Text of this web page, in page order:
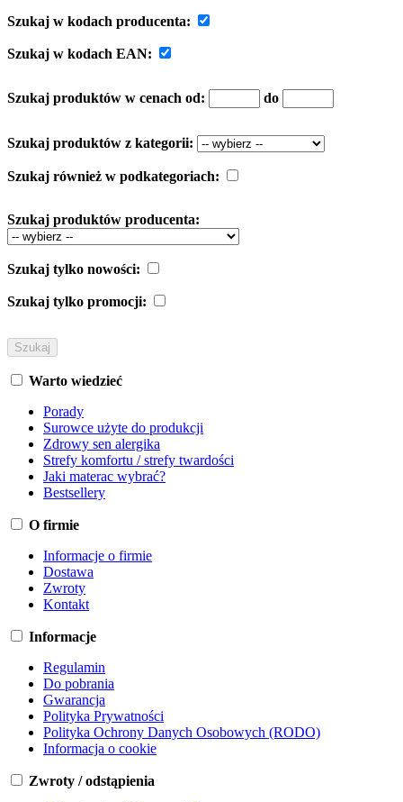
Szukaj w kodach producenta:
Szukaj w kodach EAN:
Szukaj produktów w cenach od: do
Szukaj produktów z kategorii:
Szukaj również w podkategoriach:
Szukaj produktów producenta:
Szukaj tylko nowości:
Szukaj tylko promocji:
Warto wiedzieć
Porady
Surowce użyte do produkcji
Zdrowy sen alergika
Strefy komfortu / strefy twardości
Jaki materac wybrać?
Bestsellery
O firmie
Informacje o firmie
Dostawa
Zwroty
Kontakt
Informacje
Regulamin
Do pobrania
Gwarancja
Polityka Prywatności
Polityka Ochrony Danych Osobowych (RODO)
Informacja o cookie
Zwroty / odstąpienia